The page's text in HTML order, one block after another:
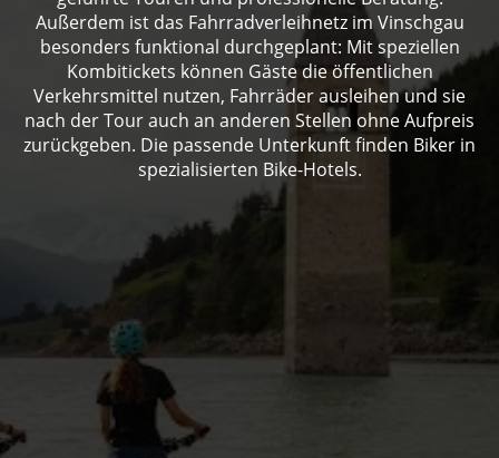
Außerdem ist das Fahrradverleihnetz im Vinschgau
besonders funktional durchgeplant: Mit speziellen
Kombitickets können Gäste die öffentlichen
Verkehrsmittel nutzen, Fahrräder ausleihen und sie
nach der Tour auch an anderen Stellen ohne Aufpreis
zurückgeben. Die passende Unterkunft finden Biker in
spezialisierten Bike-Hotels.